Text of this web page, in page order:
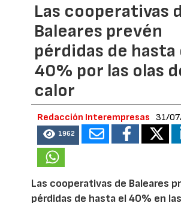
Las cooperativas
Baleares prevén
pérdidas de hasta
40% por las olas
calor
Redacción Interempresas 31/
1962
Las cooperativas de Baleares
pérdidas de hasta el 40% en las